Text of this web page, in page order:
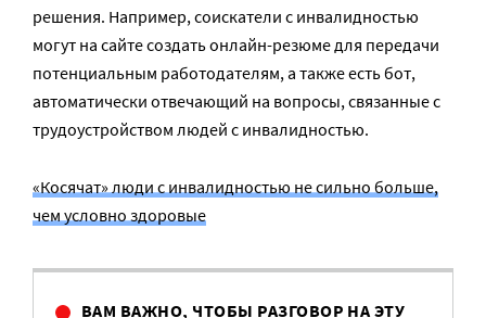
решения. Например, соискатели с инвалидностью
могут на сайте создать онлайн-резюме для передачи
потенциальным работодателям, а также есть бот,
автоматически отвечающий на вопросы, связанные с
трудоустройством людей с инвалидностью.
«Косячат» люди с инвалидностью не сильно больше,
чем условно здоровые
ВАМ ВАЖНО, ЧТОБЫ РАЗГОВОР НА ЭТУ